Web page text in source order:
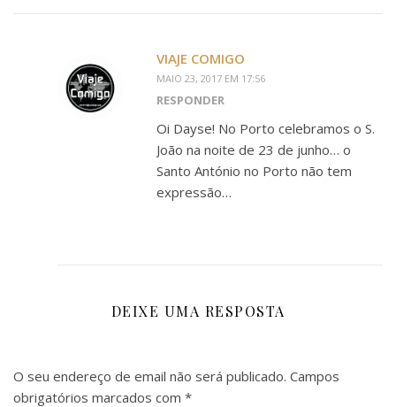
VIAJE COMIGO
MAIO 23, 2017 EM 17:56
RESPONDER
Oi Dayse! No Porto celebramos o S.
João na noite de 23 de junho… o
Santo António no Porto não tem
expressão…
DEIXE UMA RESPOSTA
O seu endereço de email não será publicado. Campos
obrigatórios marcados com *